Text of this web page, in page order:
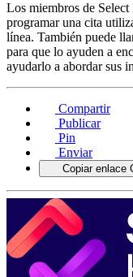
Los miembros de
programar una cita
línea. También puede
para que lo ayuden a
ayudarlo a abordar sus
Compartir
Publicar
Pin
Enviar
Copiar enlace